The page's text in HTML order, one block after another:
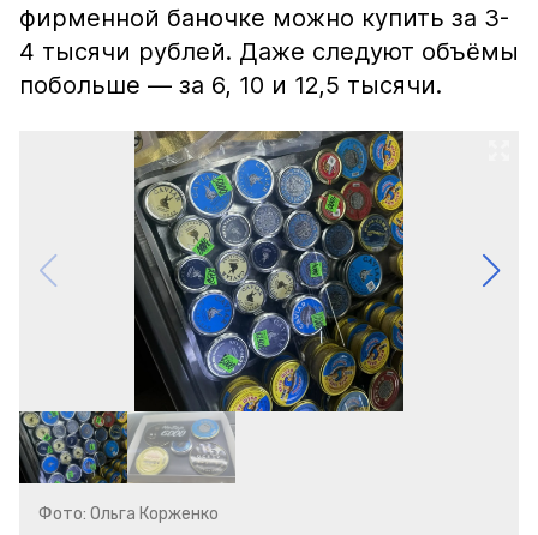
фирменной баночке можно купить за 3-
4 тысячи рублей. Даже следуют объёмы
побольше — за 6, 10 и 12,5 тысячи.
Фото: Ольга Корженко